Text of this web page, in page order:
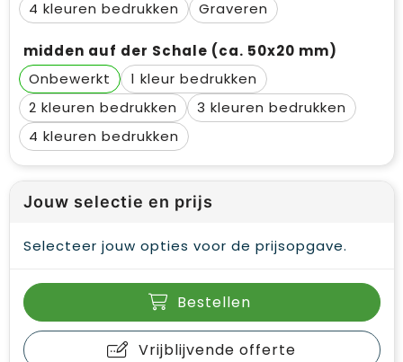
4
Graveren
midden auf der Schale (ca. 50x20 mm)
Onbewerkt
1
2
3
4
Jouw selectie en prijs
Selecteer jouw opties voor de prijsopgave.
Bestellen
Vrijblijvende offerte